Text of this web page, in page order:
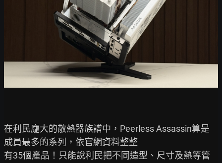
在利民龐大的散熱器族譜中，Peerless Assassin算是
成員最多的系列，依官網資料整整
有35個產品！只能說利民把不同造型、尺寸及熱等管